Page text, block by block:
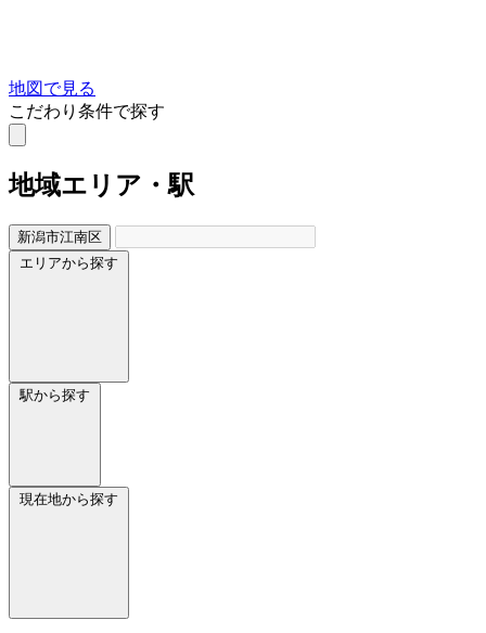
地図で見る
こだわり条件で探す
地域エリア・駅
新潟市江南区
エリアから探す
駅から探す
現在地から探す